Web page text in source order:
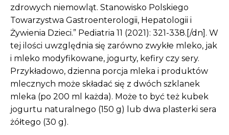
zdrowych niemowląt. Stanowisko Polskiego
Towarzystwa Gastroenterologii, Hepatologii i
Żywienia Dzieci.” Pediatria 11 (2021): 321-338.[/dn]. W
tej ilości uwzględnia się zarówno zwykłe mleko, jak
i mleko modyfikowane, jogurty, kefiry czy sery.
Przykładowo, dzienna porcja mleka i produktów
mlecznych może składać się z dwóch szklanek
mleka (po 200 ml każda). Może to być też kubek
jogurtu naturalnego (150 g) lub dwa plasterki sera
żółtego (30 g).